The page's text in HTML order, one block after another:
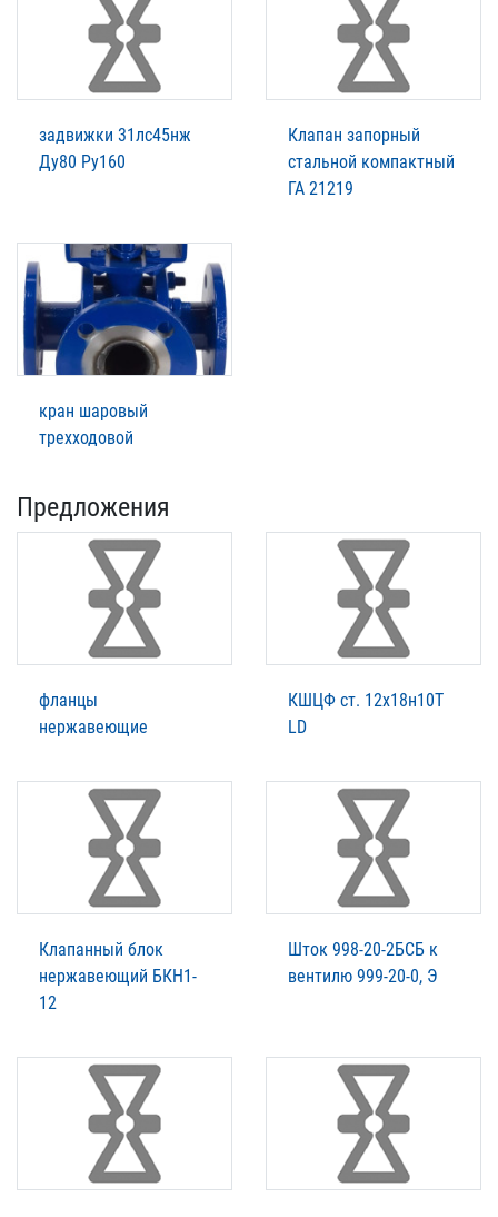
задвижки 31лс45нж
Ду80 Ру160
Клапан запорный
стальной компактный
ГА 21219
кран шаровый
трехходовой
Предложения
фланцы
нержавеющие
КШЦФ ст. 12х18н10Т
LD
Клапанный блок
нержавеющий БКН1-
12
Шток 998-20-2БСБ к
вентилю 999-20-0, Э